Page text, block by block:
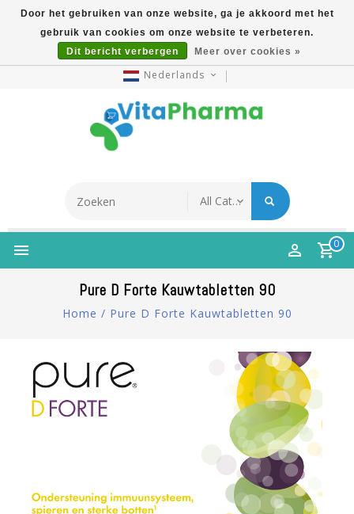
5% Korting Na Aanmelding Op Nieuwsbrief | Gratis
Verzending Vanaf €49 | Online Sinds 2007
Nederlands
0
Pure D Forte Kauwtabletten 90
Home / Pure D Forte Kauwtabletten 90
Door het gebruiken van onze website, ga je akkoord met het
gebruik van cookies om onze website te verbeteren.
Dit bericht verbergen
Meer over cookies »